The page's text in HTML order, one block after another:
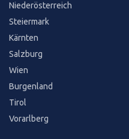
Niederösterreich
Steiermark
Kärnten
Salzburg
Wien
Burgenland
Tirol
Vorarlberg